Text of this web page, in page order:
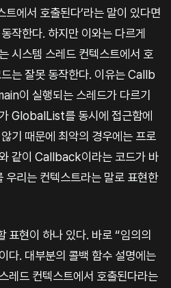
에서 호출된다’라는 말이 있다면
작한다. 하지만 이와는 다르게
시스템 스레드 컨텍스트에서 호
는 잘못 동작한다. 이유는 Callb
이 실행되는 스레드가 다르기
GlobalList를 동시에 접근함에
기 때문에 최악의 경우에는 프로
같이 Callback이라는 코드가 바
우리는 컨텍스트라는 말로 표현한
표현이 하나 있다. 바로 “임의의
다. 대부분의 콜백 함수 설명에는
레드 컨텍스트에서 호출된다라는